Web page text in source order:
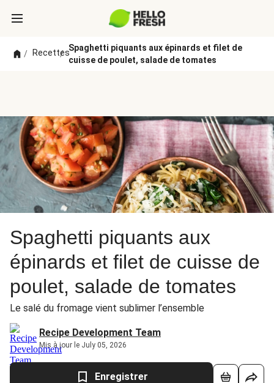
/ Recettes
/
Spaghetti piquants aux épinards et filet de
cuisse de poulet, salade de tomates
Spaghetti piquants aux
épinards et filet de cuisse de
poulet, salade de tomates
Le salé du fromage vient sublimer l’ensemble
Recipe Development Team
Mis à jour le July 05, 2026
Enregistrer